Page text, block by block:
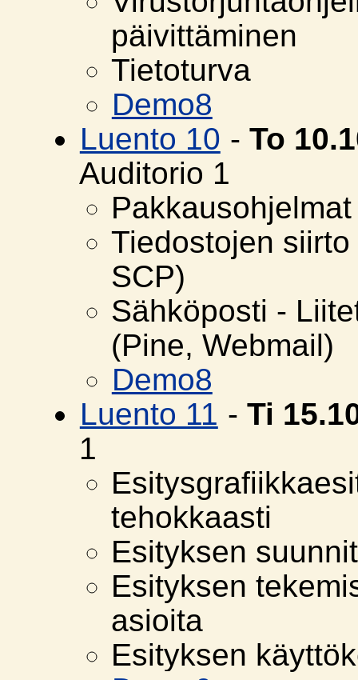
päivittäminen
Tietoturva
Demo8
Luento 10 - To
Auditorio 1
Pakkausohjelmat
Tiedostojen
SCP)
Sähköposti -
(Pine, Webmail)
Demo8
Luento 11 - Ti
1
tehokkaasti
Esityksen
Esityksen
asioita
Esityksen